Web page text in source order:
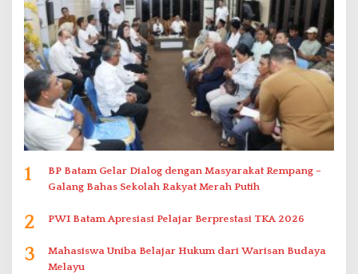
1
BP Batam Gelar Dialog dengan Masyarakat Rempang –
Galang Bahas Sekolah Rakyat Merah Putih
2 PWI Batam Apresiasi Pelajar Berprestasi TKA 2026
3
Mahasiswa Uniba Belajar Hukum dari Warisan Budaya
Melayu